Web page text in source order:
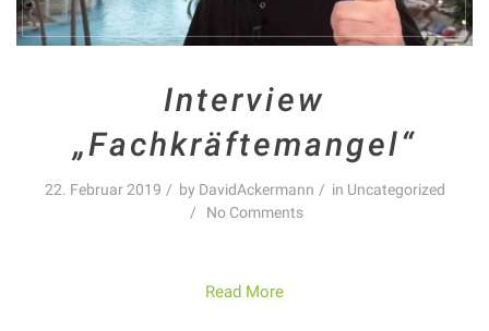
Interview
„Fachkräftemangel“
22. Februar 2019 by DavidAckermann in Uncategorized
No Comments
Read More